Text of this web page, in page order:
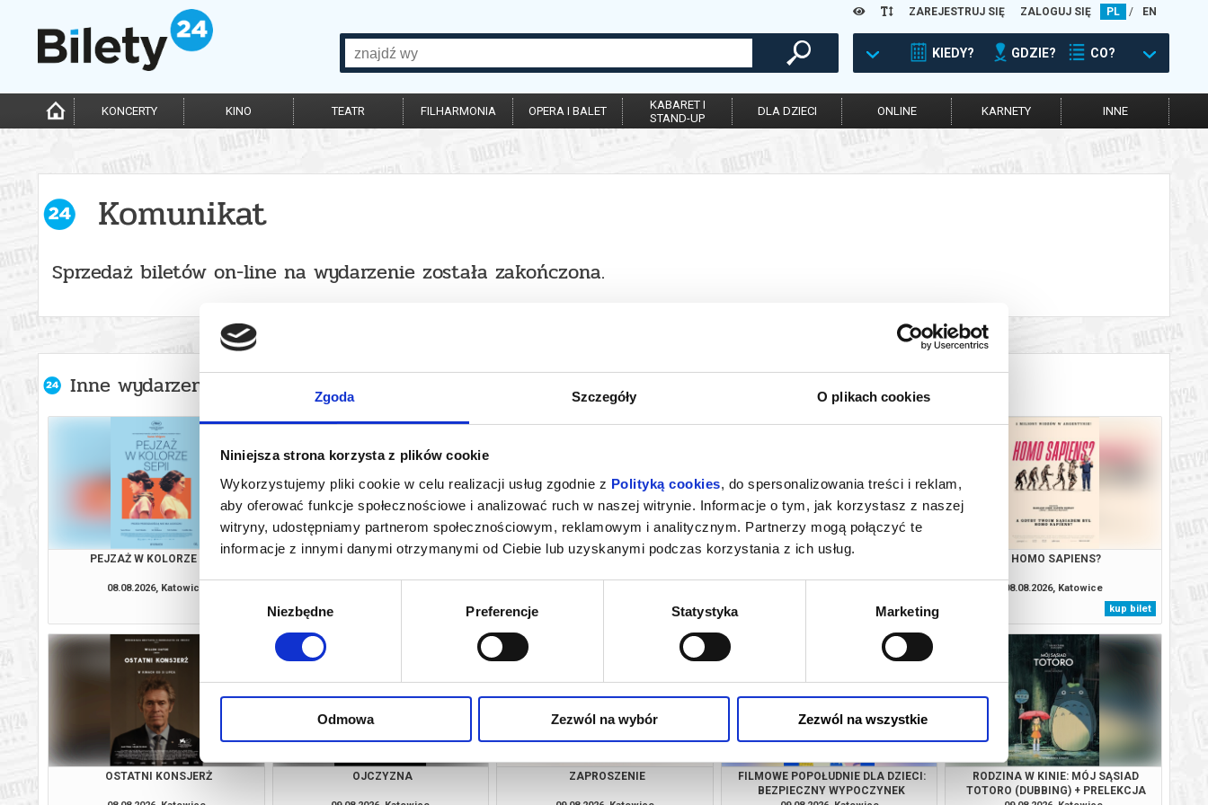
Zgoda Szczegóły O plikach cookies
Niniejsza strona korzysta z plików cookie
Wykorzystujemy pliki cookie w celu realizacji usług zgodnie z Polityką cookies, do spersonalizowania treści i reklam,
aby oferować funkcje społecznościowe i analizować ruch w naszej witrynie. Informacje o tym, jak korzystasz z naszej
witryny, udostępniamy partnerom społecznościowym, reklamowym i analitycznym. Partnerzy mogą połączyć te
informacje z innymi danymi otrzymanymi od Ciebie lub uzyskanymi podczas korzystania z ich usług.
Niezbędne Preferencje Statystyka Marketing
Odmowa Zezwól na wybór Zezwól na wszystkie
ZAREJESTRUJ SIĘ ZALOGUJ SIĘ PL / EN
KIEDY? GDZIE? CO?
KONCERTY KINO TEATR FILHARMONIA OPERA I BALET
KABARET I
STAND-UP
DLA DZIECI ONLINE KARNETY INNE
Komunikat
Sprzedaż biletów on-line na wydarzenie została zakończona.
Inne wydarzenia organizatora
PEJZAŻ W KOLORZE SEPII
08.08.2026, Katowice
ZAPROSZENIE
kup bilet
GHOST IN THE SHELL | KINO AZJI
kup bilet
JEJ PIEKŁO
kup bilet
HOMO SAPIENS?
08.08.2026, Katowice
kup bilet
OSTATNI KONSJERŻ OJCZYZNA ZAPROSZENIE
FILMOWE POPOŁUDNIE DLA DZIECI:
BEZPIECZNY WYPOCZYNEK
RODZINA W KINIE: MÓJ SĄSIAD
TOTORO (DUBBING) + PRELEKCJA